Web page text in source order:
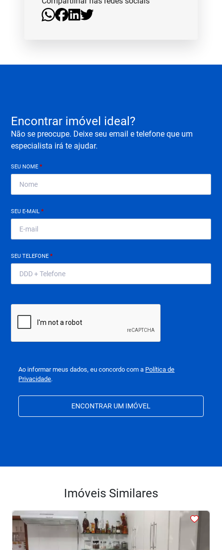
Encontrar imóvel ideal?
Não se preocupe. Deixe seu email e telefone que um
especialista irá te ajudar.
SEU NOME*
SEU E-MAIL*
SEU TELEFONE*
Ao informar meus dados, eu concordo com a Política de
Privacidade.
ENCONTRAR UM IMÓVEL
Imóveis Similares
<<<<